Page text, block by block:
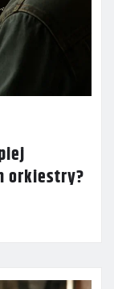
orkiestry?